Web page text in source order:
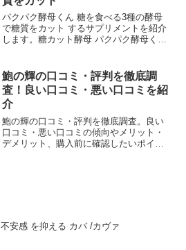
パクパク酵母くん 糖を食べる3種の酵母
で糖質をカット するサプリメントを紹介
します。糖カット酵母 パクパク酵母くん
クパク酵母くん には パン酵母 、 清酒酵
母 ...
鮑の輝の口コミ・評判を徹底調
査！良い口コミ・悪い口コミを紹
介
鮑の輝の口コミ・評判を徹底調査。良い
口コミ・悪い口コミの傾向やメリット・
デメリット、購入前に確認したいポイン
不安感 を抑える カバ /カヴァ